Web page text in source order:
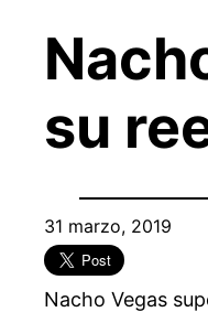
su
31 marzo, 2019
Nacho Vegas